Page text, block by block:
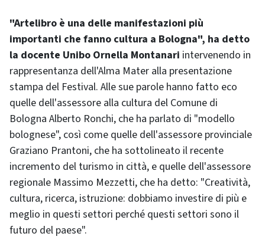
"Artelibro è una delle manifestazioni più
importanti che fanno cultura a Bologna", ha detto
la docente Unibo Ornella Montanari intervenendo in
rappresentanza dell'Alma Mater alla presentazione
stampa del Festival. Alle sue parole hanno fatto eco
quelle dell'assessore alla cultura del Comune di
Bologna Alberto Ronchi, che ha parlato di "modello
bolognese", così come quelle dell'assessore provinciale
Graziano Prantoni, che ha sottolineato il recente
incremento del turismo in città, e quelle dell'assessore
regionale Massimo Mezzetti, che ha detto: "Creatività,
cultura, ricerca, istruzione: dobbiamo investire di più e
meglio in questi settori perché questi settori sono il
futuro del paese".